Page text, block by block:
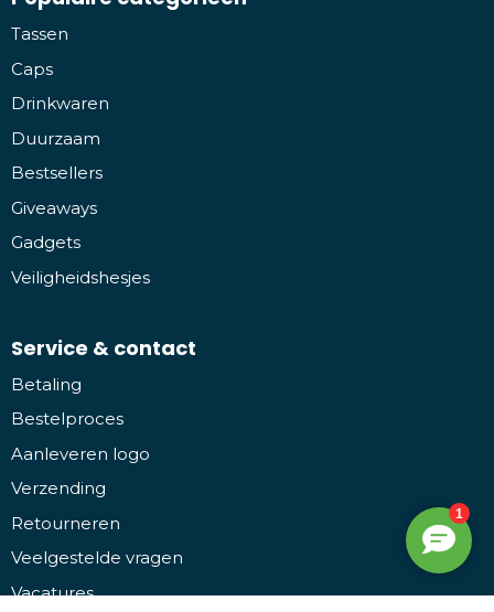
Tassen
Caps
Drinkwaren
Duurzaam
Bestsellers
Giveaways
Gadgets
Veiligheidshesjes
Service & contact
Betaling
Bestelproces
Aanleveren logo
Verzending
Retourneren
Veelgestelde vragen
Vacatures